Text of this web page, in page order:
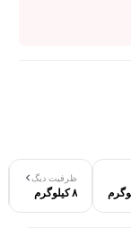
ظرفیت دیگ
۸ کیلوگرم